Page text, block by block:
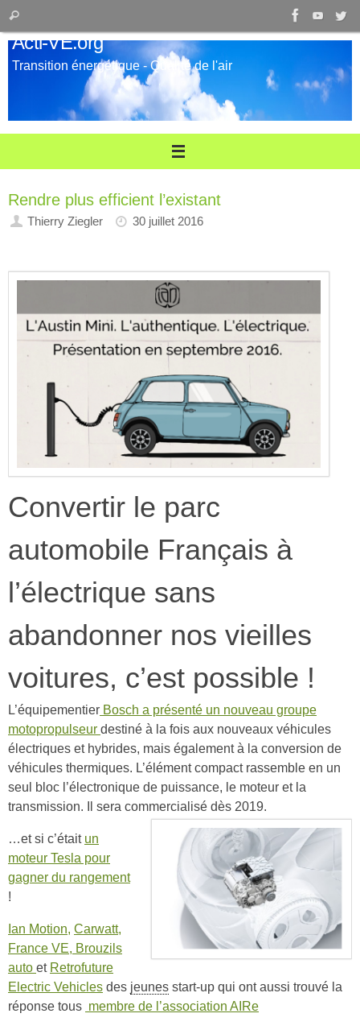
Passer
au
contenu
pour
:
Rechercher
Acti-VE.org
Transition énergétique - Qualité de l'air
Rendre plus efficient l’existant
Thierry Ziegler 30 juillet 2016
Convertir le parc
automobile Français à
l’électrique sans
abandonner nos vieilles
voitures, c’est possible !
L’équipementier Bosch a présenté un nouveau groupe
motopropulseur destiné à la fois aux nouveaux véhicules
électriques et hybrides, mais également à la conversion de
véhicules thermiques. L’élément compact rassemble en un
seul bloc l’électronique de puissance, le moteur et la
transmission. Il sera commercialisé dès 2019.
…et si c’était un
moteur Tesla pour
gagner du rangement
!
Ian Motion, Carwatt,
France VE, Brouzils
auto et Retrofuture
Electric Vehicles des jeunes start-up qui ont aussi trouvé la
réponse tous membre de l’association AIRe